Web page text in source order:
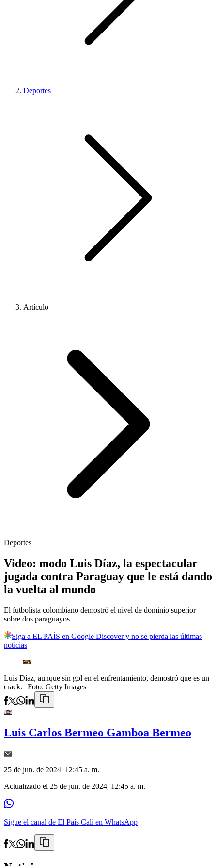
Deportes
Artículo
Deportes
Video: modo Luis Díaz, la espectacular
jugada contra Paraguay que le está dando
la vuelta al mundo
El futbolista colombiano demostró el nivel de dominio superior
sobre dos paraguayos.
Siga a EL PAÍS en Google Discover y no se pierda las últimas
noticias
Luis Díaz, aunque sin gol en el enfrentamiento, demostró que es un
crack. | Foto: Getty Images
Luis Carlos Bermeo Gamboa Bermeo
25 de jun. de 2024, 12:45 a. m.
Actualizado el 25 de jun. de 2024, 12:45 a. m.
Sigue el canal de El País Cali en WhatsApp